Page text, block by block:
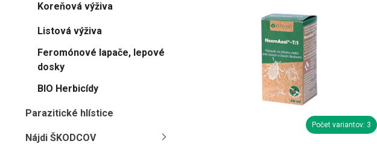
Počet variantov: 3
Koreňová výživa
Listová výživa
Feromónové lapače, lepové
dosky
BIO Herbicídy
Parazitické hlístice
Nájdi ŠKODCOV